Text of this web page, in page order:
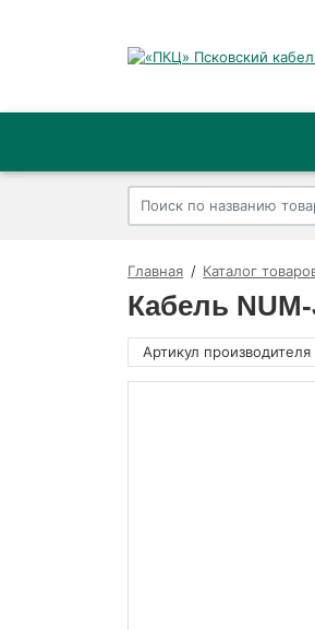
Главная Каталог
Кабель
Артикул производителя